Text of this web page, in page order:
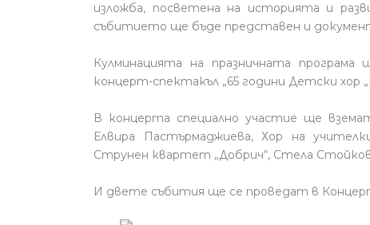
изложба, посветена на историята и
събитието ще бъде представен и
Кулминацията на празничната
концерт-спектакъл „65 години Детски хор
В концерта специално участие ще
Елвира Пастърмаджиева, Хор на
Струнен квартет „Добрич“, Стела
И двете събития ще се проведат в